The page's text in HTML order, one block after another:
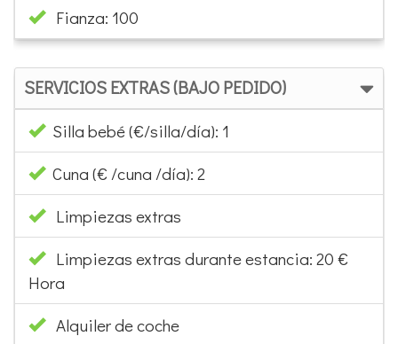
Fianza: 100
SERVICIOS EXTRAS (BAJO PEDIDO)
Silla bebé (€/silla/día): 1
Cuna (€ /cuna /día): 2
Limpiezas extras
Limpiezas extras durante estancia: 20 €
Hora
Alquiler de coche